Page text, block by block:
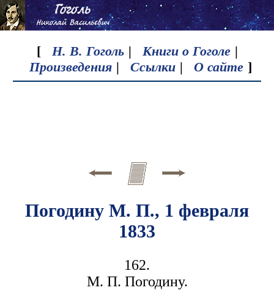
[ Н. В. Гоголь | Книги о Гоголе |
Произведения | Ссылки | О сайте ]
Погодину М. П., 1 февраля
1833
162.
М. П. Погодину.